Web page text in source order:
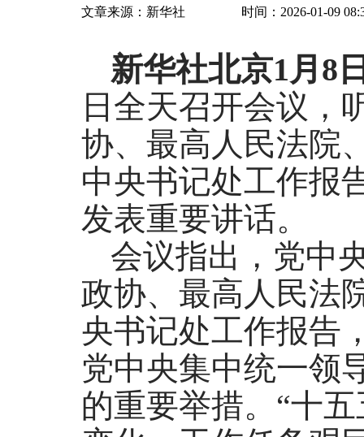
文章来源： 新华社 时间：2026-01-09
新华社北京1月8
日全天召开会议，
协、最高人民法院
中央书记处工作报
发表重要讲话。
会议指出，党中
政协、最高人民法
央书记处工作报告
党中央集中统一领
的重要举措。“十